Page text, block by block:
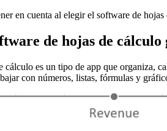
en cuenta al elegir el software de
de hojas de
cálculo es un tipo de app que organiza,
con números, listas, fórmulas y